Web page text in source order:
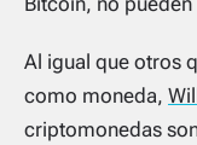
Al igual que otros
como moneda,
criptomonedas